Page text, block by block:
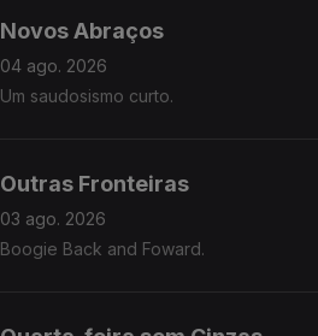
Novos Abraços
04 ago. 2026
Um saudosismo curto.
Outras Fronteiras
03 ago. 2026
Boogie Back and Foward.